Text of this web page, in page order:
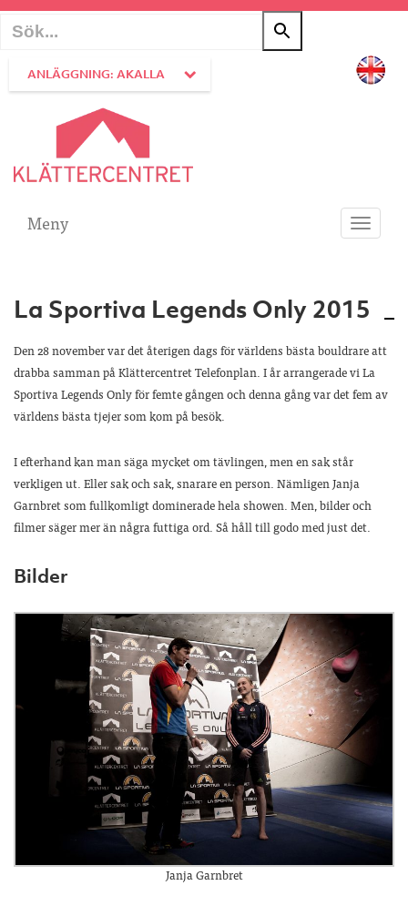
ANLÄGGNING: AKALLA
Toggle
Meny
La Sportiva Legends Only 2015
Den 28 november var det återigen dags för världens bästa bouldrare att
drabba samman på Klättercentret Telefonplan. I år arrangerade vi La
Sportiva Legends Only för femte gången och denna gång var det fem av
världens bästa tjejer som kom på besök.
I efterhand kan man säga mycket om tävlingen, men en sak står
verkligen ut. Eller sak och sak, snarare en person. Nämligen Janja
Garnbret som fullkomligt dominerade hela showen. Men, bilder och
filmer säger mer än några futtiga ord. Så håll till godo med just det.
Bilder
Janja Garnbret